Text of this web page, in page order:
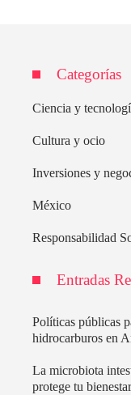
Categorías
Ciencia y
Cultura y ocio
Inversiones y
México
Responsabilidad
Entradas
Políticas públicas
hidrocarburos en
La microbiota
protege tu bienestar